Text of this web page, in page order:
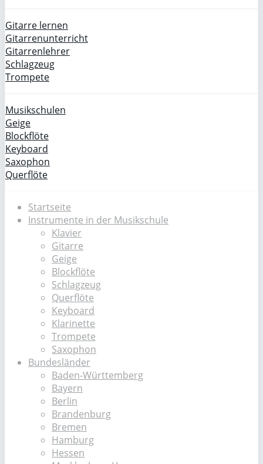
Gitarre lernen
Gitarrenunterricht
Gitarrenlehrer
Schlagzeug
Trompete
Musikschulen
Geige
Blockflöte
Keyboard
Saxophon
Querflöte
Startseite
Instrumente in der Musikschule
Klavier
Gitarre
Geige
Blockflöte
Schlagzeug
Querflöte
Keyboard
Klarinette
Trompete
Saxophon
Bundesländer
Baden-Württemberg
Bayern
Berlin
Brandenburg
Bremen
Hamburg
Hessen